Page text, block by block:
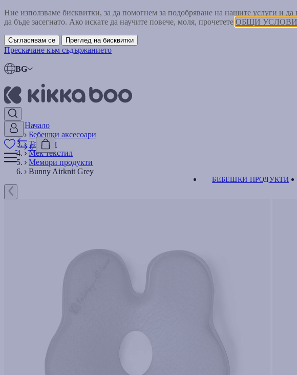
Ние използваме бисквитки, за да помогнем за подобряване на нашите услуги и
да бъде засегнато. Ако искате да научите повече, моля, прочетете ОБЩИ
Съгласявам се Преглед на бисквитки
Прескачане към съдържанието
BG
0
БЕБЕШКИ ПРОДУКТИ
Начало
Бебешки аксесоари
Текстил
Мек текстил
Мемори продукти
Bunny Airknit Grey